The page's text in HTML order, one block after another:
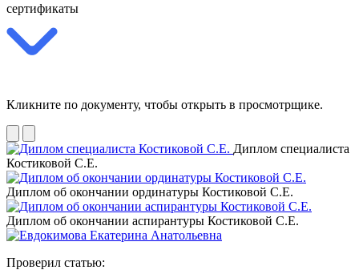
сертификаты
Кликните по документу, чтобы открыть в просмотрщике.
Диплом специалиста
Костиковой С.Е.
Диплом об окончании ординатуры Костиковой С.Е.
Диплом об окончании аспирантуры Костиковой С.Е.
Проверил статью: